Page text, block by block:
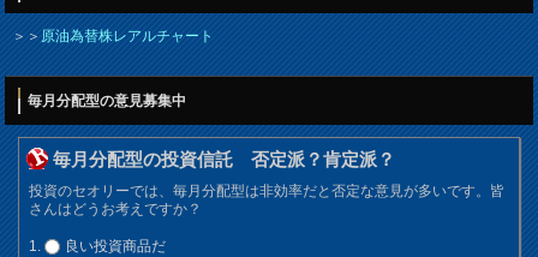
＞＞原油為替株レアルチャート
毎月分配型の意見募集中
毎月分配型の投資信託 否定派？肯定派？
投資のセオリーでは、毎月分配型は非効率だと否定な意見が多いです。皆
さんはどうお考えですか？
良い投資商品だ